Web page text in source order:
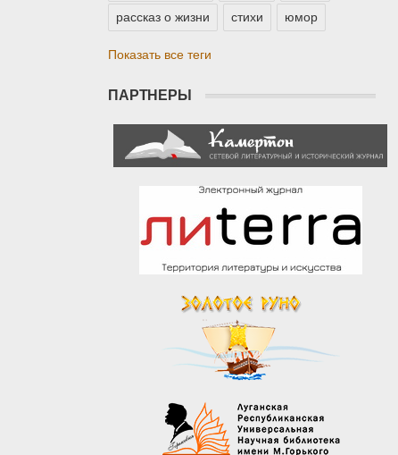
рассказ о жизни стихи юмор
Показать все теги
ПАРТНЕРЫ